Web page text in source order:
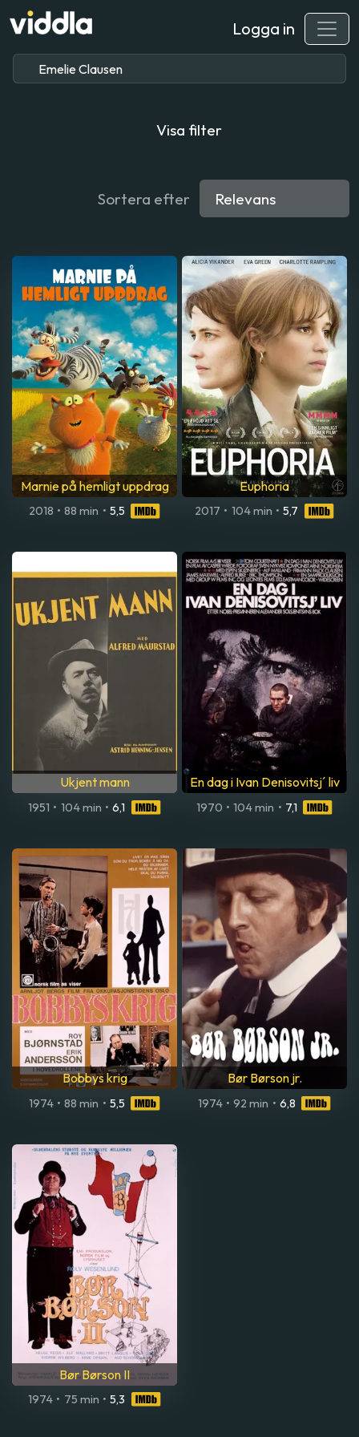
Logga in
Visa filter
Sortera efter
Marnie på hemligt uppdrag
2018 • 88 min • 5,5
Euphoria
2017 • 104 min • 5,7
Ukjent mann
1951 • 104 min • 6,1
En dag i Ivan Denisovitsj´ liv
1970 • 104 min • 7,1
Bobbys krig
1974 • 88 min • 5,5
Bør Børson jr.
1974 • 92 min • 6,8
Bør Børson II
1974 • 75 min • 5,3